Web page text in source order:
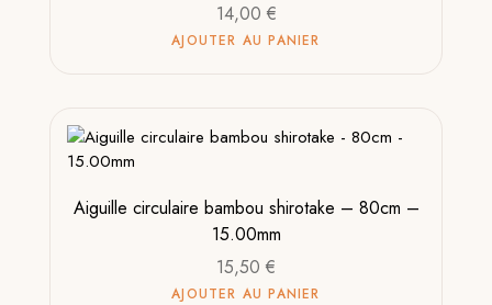
14,00 €
AJOUTER AU PANIER
Aiguille circulaire bambou shirotake – 80cm –
15.00mm
15,50 €
AJOUTER AU PANIER